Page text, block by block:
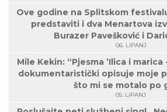
Ove godine na Splitskom
predstaviti i dva Menartova
Burazer Pavešković i
06. LIPANJ
Mile Kekin: “Pjesma ’Ilica i marica
dokumentaristički opisuje moje
što mi se motalo po
05. LIPANJ